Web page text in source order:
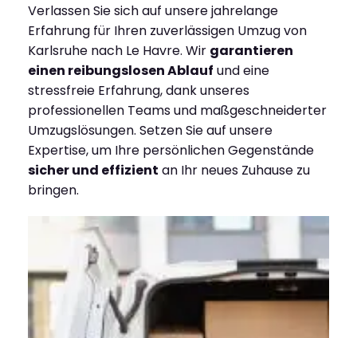
Verlassen Sie sich auf unsere jahrelange
Erfahrung für Ihren zuverlässigen Umzug von
Karlsruhe nach Le Havre. Wir garantieren
einen reibungslosen Ablauf und eine
stressfreie Erfahrung, dank unseres
professionellen Teams und maßgeschneiderter
Umzugslösungen. Setzen Sie auf unsere
Expertise, um Ihre persönlichen Gegenstände
sicher und effizient an Ihr neues Zuhause zu
bringen.